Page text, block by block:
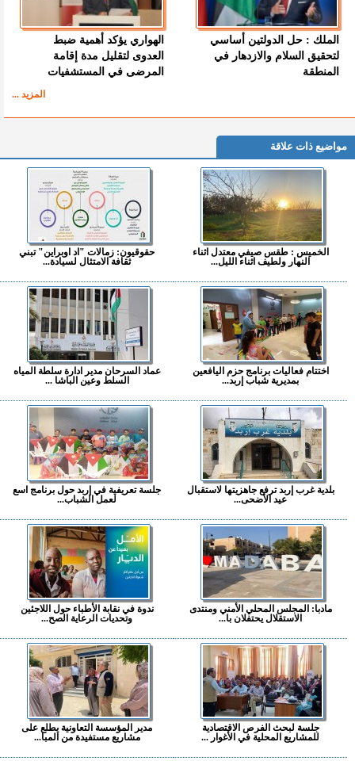
الملك : حل الدولتين أساسي
لتحقيق السلام والازدهار في
المنطقة
الهواري يؤكد أهمية ضبط
العدوى لتقليل مدة إقامة
المرضى في المستشفيات
المزيد ...
مواضيع ذات علاقة
الخميس : طقس صيفي معتدل اثناء
النهار ولطيف اثناء الليل...
حقوقيون: زمالات "اد اوبراين" تبني
ثقافة الامتثال لسيادة...
اختتام فعاليات برنامج حزم اليافعين
بمديرية شباب إربد...
عماد السرحان مدير ادارة سلطة المياه
السلط وعين الباشا ...
بلدية غرب إربد ترفع جاهزيتها لاستقبال
عيد الأضحى...
جلسة تعريفية في إربد حول برنامج اسع
لعمل الشباب...
مادبا: المجلس المحلي الأمني ومنتدى
الاستقلال يحتفلان با...
ندوة في نقابة الأطباء حول اللاجئين
وتحديات الرعاية الصح...
جلسة لبحث الفرص الاقتصادية
للمشاريع المحلية في الأغوار ...
مدير المؤسسة التعاونية يطلع على
مشاريع مستفيدة من المبا...